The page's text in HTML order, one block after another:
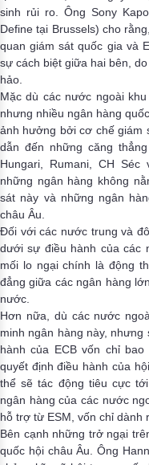
sinh rủi ro. Ông Sony
Define tại Brussels) cho
quan giám sát quốc gia và
sự cách biệt giữa hai bên,
hảo.
Mặc dù các nước ngoài
nhưng nhiều ngân hàng
ảnh hưởng bởi cơ chế giám
dẫn đến những căng
Hungari, Rumani, CH
những ngân hàng không
sát này và những ngân
châu Âu.
Đối với các nước trung và
dưới sự điều hành của các
mối lo ngại chính là động
đẳng giữa các ngân hàng
nước.
Hơn nữa, dù các nước
minh ngân hàng này,
hành của ECB vốn chỉ
quyết định điều hành của
thể sẽ tác động tiêu cực
ngân hàng của các nước
hỗ trợ từ ESM, vốn chỉ dành
Bên cạnh những trở ngại
quốc hội châu Âu. Ông